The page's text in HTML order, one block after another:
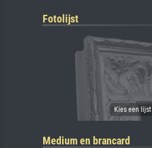
Fotolijst
Medium en brancard